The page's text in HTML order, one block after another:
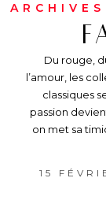
ARCHIVES
Du rouge,
l’amour, les
classiques
passion
on met sa
15